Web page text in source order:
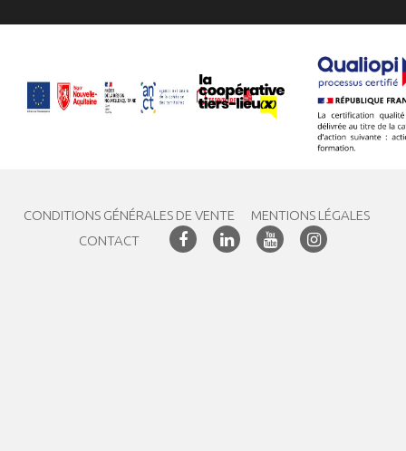
CONDITIONS GÉNÉRALES DE VENTE
MENTIONS LÉGALES
CONTACT